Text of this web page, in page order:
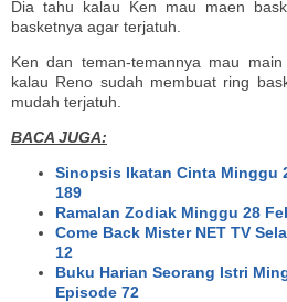
Dia tahu kalau Ken mau maen
basketnya agar terjatuh.
Ken dan teman-temannya mau
kalau Reno sudah membuat ring
mudah terjatuh.
BACA JUGA:
Sinopsis Ikatan Cinta Minggu
189
Ramalan Zodiak Minggu 28
Come Back Mister NET TV
12
Buku Harian Seorang Istri
Episode 72